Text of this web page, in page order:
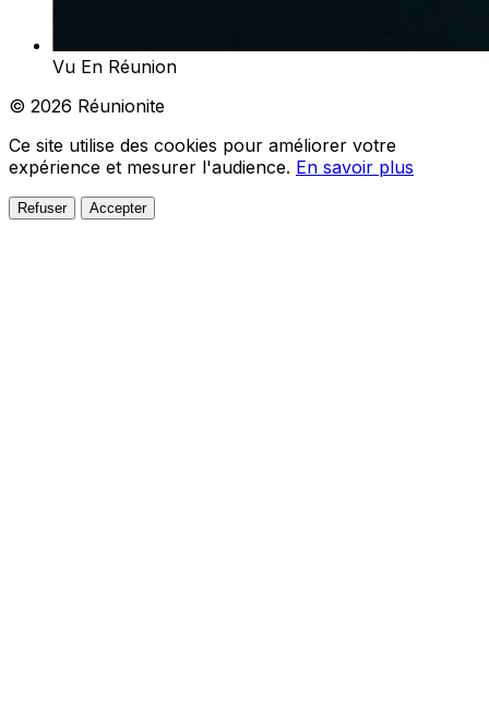
Vu En Réunion
© 2026 Réunionite
Ce site utilise des cookies pour améliorer votre
expérience et mesurer l'audience. En savoir plus
Refuser Accepter